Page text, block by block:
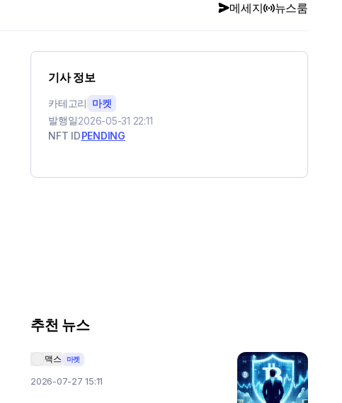
메세지 뉴스룸
기사 정보
카테고리 마켓
발행일2026-05-31 22:11
NFT IDPENDING
추천 뉴스
맥스 마켓
2026-07-27 15:11